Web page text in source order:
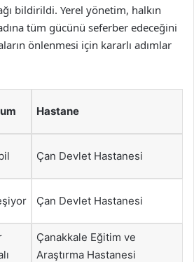
bildirildi. Yerel yönetim, halkın
tüm gücünü seferber edeceğini
önlenmesi için kararlı adımlar
Hastane
Çan Devlet Hastanesi
Çan Devlet Hastanesi
Çanakkale Eğitim ve
Araştırma Hastanesi